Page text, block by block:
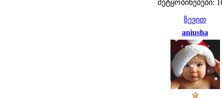
შეტყობინებები:
ზევით
aniusha